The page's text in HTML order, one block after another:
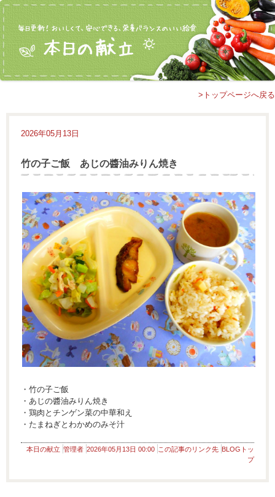
>トップページへ戻る
2026年05月13日
竹の子ご飯 あじの醬油みりん焼き
・竹の子ご飯
・あじの醬油みりん焼き
・鶏肉とチンゲン菜の中華和え
・たまねぎとわかめのみそ汁
本日の献立 管理者 2026年05月13日 00:00 この記事のリンク先 BLOGトッ
プ